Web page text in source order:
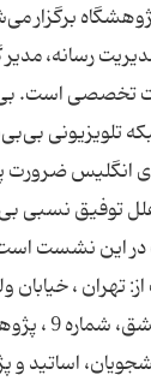
برگزار
رسانه، مدیر
است.
تلویزیونی
انگلیس ضرورت
توفیق نسبی
این نشست
، خیابان
ولیعصر،
اساتید و